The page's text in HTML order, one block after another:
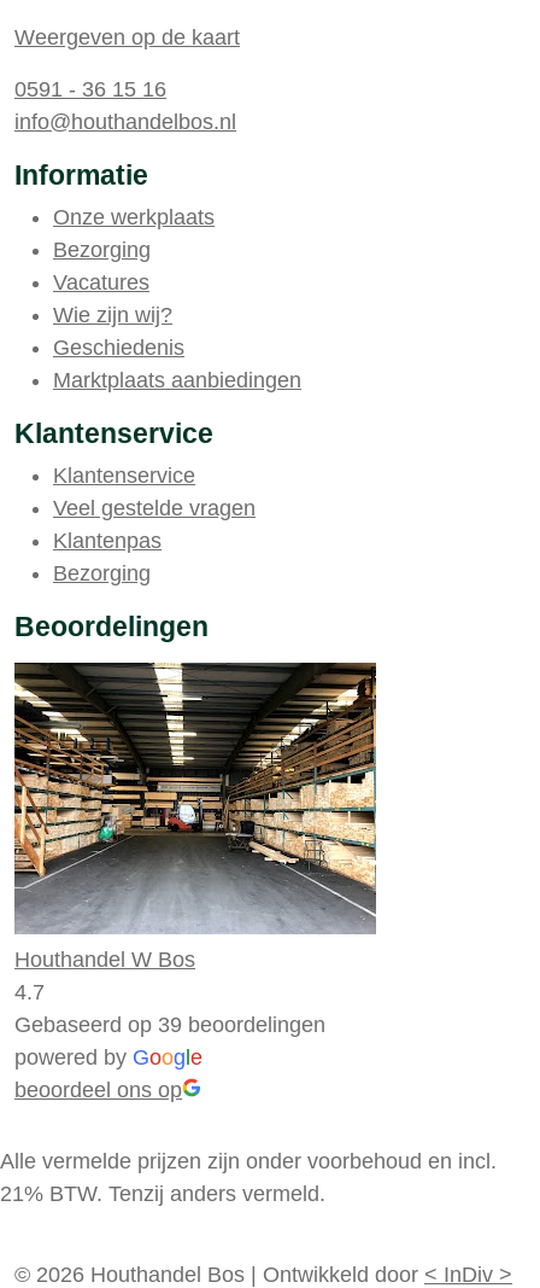
Weergeven op de kaart
0591 - 36 15 16
info@houthandelbos.nl
Informatie
Onze werkplaats
Bezorging
Vacatures
Wie zijn wij?
Geschiedenis
Marktplaats aanbiedingen
Klantenservice
Klantenservice
Veel gestelde vragen
Klantenpas
Bezorging
Beoordelingen
Houthandel W Bos
4.7
Gebaseerd op 39 beoordelingen
powered by Goog e
beoordeel ons op
Alle vermelde prijzen zijn onder voorbehoud en incl.
21% BTW. Tenzij anders vermeld.
© 2026 Houthandel Bos Ontwikkeld door < InDiv >